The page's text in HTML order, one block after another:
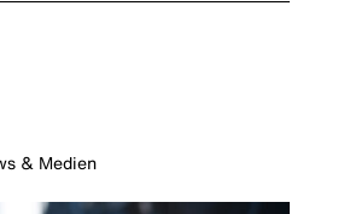
& Medien